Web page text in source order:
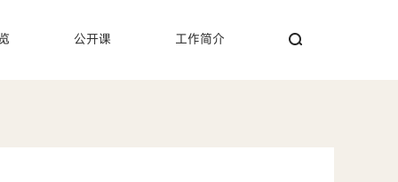
公开课 工作简介